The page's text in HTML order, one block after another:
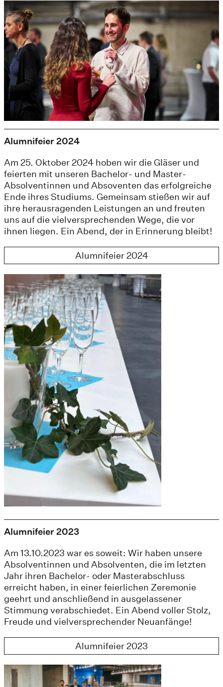
Alumnifeier 2024
Am 25. Oktober 2024 hoben wir die Gläser und
feierten mit unseren Bachelor- und Master-
Absolventinnen und Absoventen das erfolgreiche
Ende ihres Studiums. Gemeinsam stießen wir auf
ihre herausragenden Leistungen an und freuten
uns auf die vielversprechenden Wege, die vor
ihnen liegen. Ein Abend, der in Erinnerung bleibt!
Alumnifeier 2024
Alumnifeier 2023
Am 13.10.2023 war es soweit: Wir haben unsere
Absolventinnen und Absolventen, die im letzten
Jahr ihren Bachelor- oder Masterabschluss
erreicht haben, in einer feierlichen Zeremonie
geehrt und anschließend in ausgelassener
Stimmung verabschiedet. Ein Abend voller Stolz,
Freude und vielversprechender Neuanfänge!
Alumnifeier 2023